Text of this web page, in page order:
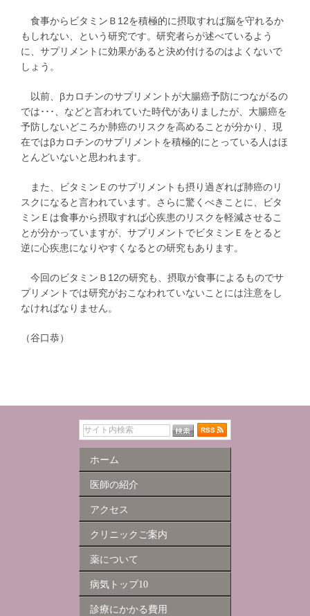
食事からビタミンＢ12を積極的に摂取すれば脳を守れるか
もしれない、という研究です。研究者らが述べているよう
に、サプリメントに効果があると決め付けるのはよくないで
しょう。
以前、βカロチンのサプリメントが大腸癌予防につながるの
では･･･、などと言われていた時代がありましたが、大腸癌を
予防しないどころか肺癌のリスクを高めることが分かり、現
在ではβカロチンのサプリメントを積極的にとっている人はほ
とんどいないと思われます。
また、ビタミンＥのサプリメントも摂り過ぎれば肺癌のリ
スクになると言われています。さらに驚くべきことに、ビタ
ミンＥは食事から摂取すれば心疾患のリスクを軽減させるこ
とが分かっていますが、サプリメントでビタミンＥをとると
逆に心疾患になりやすくなるとの研究もあります。
今回のビタミンＢ12の研究も、摂取が食事によるものでサ
プリメントでは研究がおこなわれていないことには注意をし
なければなりません。
（谷口恭）
ホーム
医師の紹介
アクセス
クリニックご案内
薬について
病気トップ10
診療にかかる費用